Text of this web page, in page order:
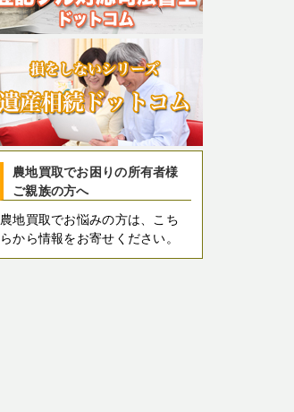
農地買取でお困りの所有者様
ご親族の方へ
農地買取でお悩みの方は、こち
らから情報をお寄せください。